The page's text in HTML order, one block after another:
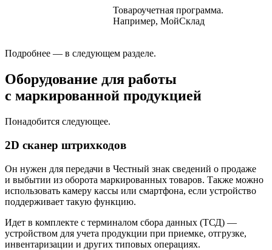
Товароучетная программа.
Например, МойСклад
Подробнее — в следующем разделе.
Оборудование для работы
с маркированной продукцией
Понадобится следующее.
2D сканер штрихкодов
Он нужен для передачи в Честный знак сведений о продаже
и выбытии из оборота маркированных товаров. Также можно
использовать камеру кассы или смартфона, если устройство
поддерживает такую функцию.
Идет в комплекте с терминалом сбора данных (ТСД) —
устройством для учета продукции при приемке, отгрузке,
инвентаризации и других типовых операциях.